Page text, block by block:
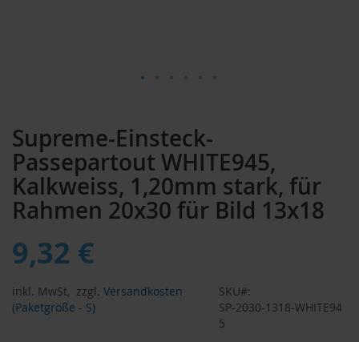
Supreme-Einsteck-
Passepartout WHITE945,
Kalkweiss, 1,20mm stark, für
Rahmen 20x30 für Bild 13x18
9,32 €
inkl. MwSt, zzgl. Versandkosten
(Paketgröße - S)
SKU
SP-2030-1318-WHITE94
5
der
Bildergalerie
springen